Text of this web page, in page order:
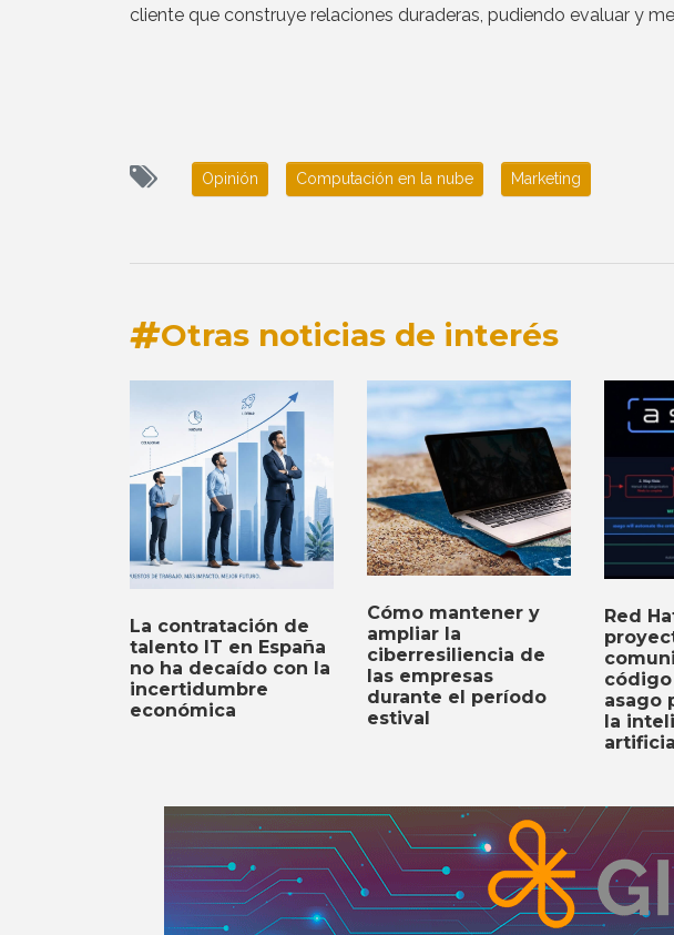
cliente que construye relaciones duraderas, pudiendo evaluar y
Opinión Computación en la nube Marketing
Otras noticias de interés
La contratación de
talento IT en España
no ha decaído con la
incertidumbre
económica
Cómo mantener y
ampliar la
ciberresiliencia de
las empresas
durante el período
estival
Red
asago
la